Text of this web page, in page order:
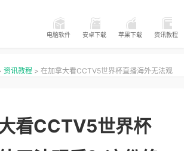
电脑软件 安卓下载 苹果下载 资讯教程
资讯教程 > 在加拿大看CCTV5世界杯直播海外无法观
看CCTV5世界杯